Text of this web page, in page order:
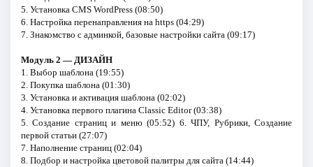
5. Установка CMS WordPress (08:50)
6. Настройка перенаправления на https (04:29)
7. Знакомство с админкой, базовые настройки сайта (09:17)
Модуль 2 — ДИЗАЙН
1. Выбор шаблона (19:55)
2. Покупка шаблона (01:30)
3. Установка и активация шаблона (02:02)
4. Установка первого плагина Classic Editor (03:38)
5. Создание страниц и меню (05:52) 6. ЧПУ, Рубрики, Создание
первой статьи (27:07)
7. Наполнение страниц (02:04)
8. Подбор и настройка цветовой палитры для сайта (14:44)